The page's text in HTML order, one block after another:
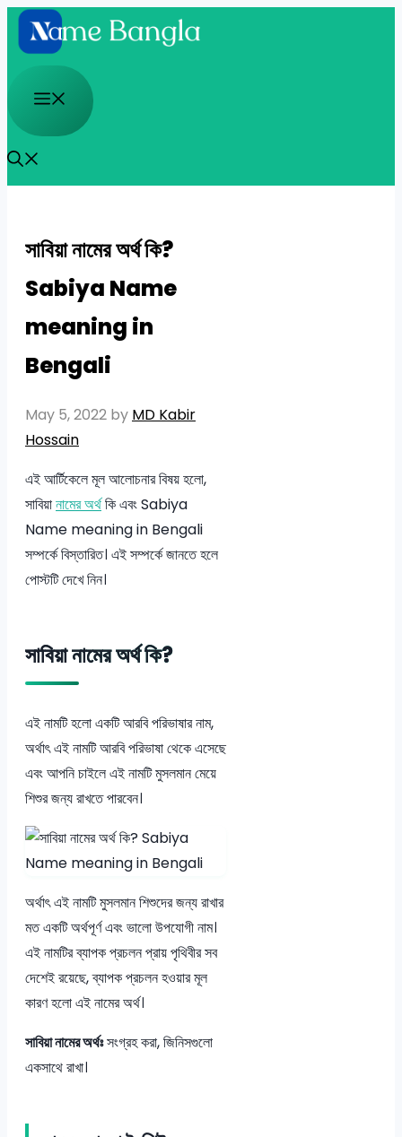
Skip
to
content
Menu
সাবিয়া নামের অর্থ কি?
Sabiya Name
meaning in
Bengali
May 5, 2022 by MD Kabir
Hossain
এই আর্টিকেলে মূল আলোচনার বিষয় হলো,
সাবিয়ানামের অর্থকি এবং Sabiya
Name meaning in Bengali
সম্পর্কে বিস্তারিত। এই সম্পর্কে জানতে হলে
পোস্টটি দেখে নিন।
সাবিয়া নামের অর্থ কি?
এই নামটি হলো একটি আরবি পরিভাষার নাম,
অর্থাৎ এই নামটি আরবি পরিভাষা থেকে এসেছে
এবং আপনি চাইলে এই নামটি মুসলমান মেয়ে
শিশুর জন্য রাখতে পারবেন।
অর্থাৎ এই নামটি মুসলমান শিশুদের জন্য রাখার
মত একটি অর্থপূর্ণ এবং ভালো উপযোগী নাম।
এই নামটির ব্যাপক প্রচলন প্রায় পৃথিবীর সব
দেশেই রয়েছে, ব্যাপক প্রচলন হওয়ার মূল
কারণ হলো এই নামের অর্থ।
সাবিয়া নামের অর্থঃসংগ্রহ করা, জিনিসগুলো
একসাথে রাখা।